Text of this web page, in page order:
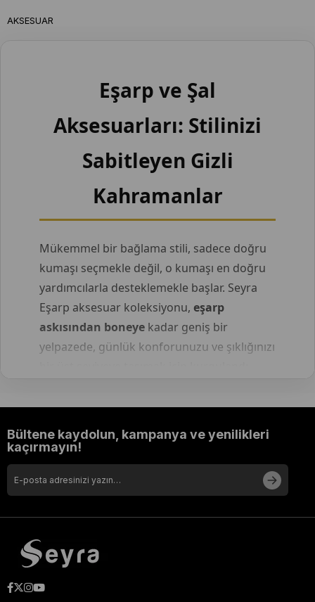
AKSESUAR
Eşarp ve Şal
Aksesuarları: Stilinizi
Sabitleyen Gizli
Kahramanlar
Mükemmel bir bağlama stili, sadece doğru
kumaşı seçmekle değil, o kumaşı en doğru
yardımcılarla desteklemekle başlar. Seyra
Eşarp aksesuar koleksiyonu, eşarp
askısından boneye kadar geniş bir
yelpazede, günlük konforunuzu ve şıklığınızı
takılar ve fonksiyonel çözümlerle tanışmaya
Konforun Temeli: Pamuklu ve
Kullanım gün boyu sürdüğünde, başörtünüzün altındaki
rahatlık her şeyden önemlidir. Nefes alan kumaşlardan
sağlarken eşarbınızın kaymasını engeller. İster dikişsiz
Bültene kaydolun, kampanya ve yenilikleri
kaçırmayın!